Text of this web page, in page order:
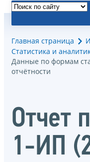
Главная страница
Статистика и
Данные по формам
отчётности
Отчет
1-ИП